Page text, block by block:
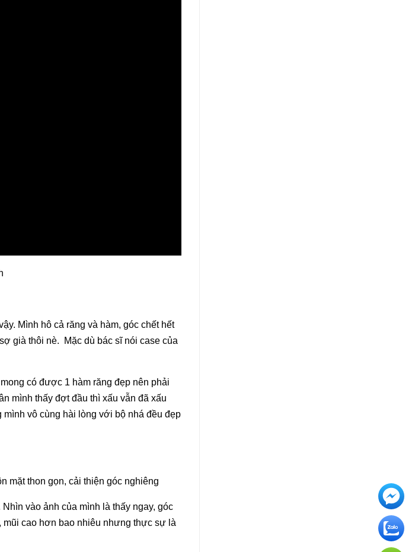
Mình hô cả răng và hàm, góc chết hết
già thôi nè.
Mặc dù bác sĩ nói case của
có được 1 hàm răng đẹp nên phải
mình thấy đợt đầu thì xấu vẫn đã xấu
vô cùng hài lòng với bộ nhá đều đẹp
mặt thon gọn, cải thiện góc nghiêng
vào ảnh của mình là thấy ngay, góc
mũi cao hơn bao nhiêu nhưng thực sự là